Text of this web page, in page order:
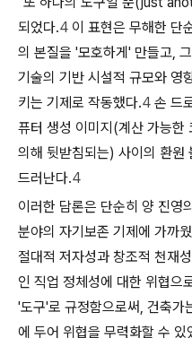
되었다.4 이 표현은 무해한 단
의 본질을 '모호하게' 만들고,
기술의 기반 시설적 규모와 영
키는 기제로 작동했다.4 손 드
퓨터 생성 이미지(계산 가능한
의해 뒷받침되는) 사이의 환원
드러난다.4
이러한 담론은 단순히 양 진영
분야의 자기보존 기제에 가까
절대적 저자성과 창조적 천재
인 직업 정체성에 대한 위협으
'도구'로 규정함으로써, 건축가
에 두어 위협을 무력화할 수